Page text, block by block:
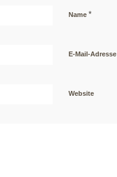
Name *
E-Mail-Adresse
Website